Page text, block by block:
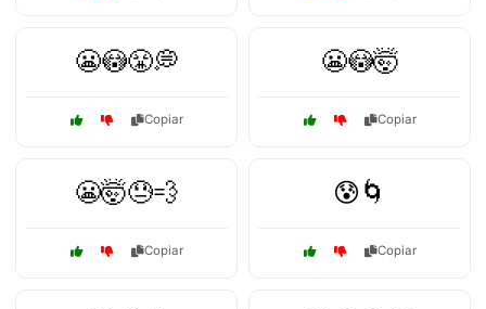
😬😳😤💭
Copiar
😬😳🤯
Copiar
😬🤯😓💨
Copiar
😰🌀
Copiar